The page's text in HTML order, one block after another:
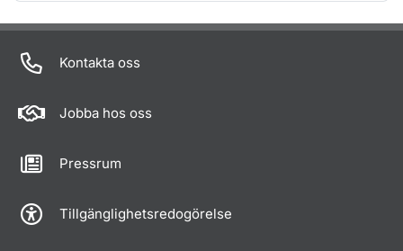
Om sidan
Kontakta oss
Jobba hos oss
Pressrum
Tillgänglighetsredogörelse